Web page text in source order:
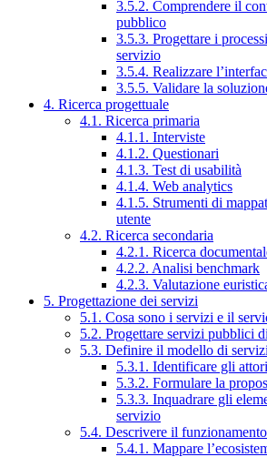
3.5.2. Comprendere il
pubblico
3.5.3. Progettare i
servizio
3.5.4. Realizzare
3.5.5. Validare la
4. Ricerca progettuale
4.1. Ricerca primaria
4.1.1. Interviste
4.1.2. Questionari
4.1.3. Test di usabilità
4.1.4. Web analytics
4.1.5. Strumenti di
utente
4.2. Ricerca secondaria
4.2.1. Ricerca
4.2.2. Analisi benchmark
4.2.3. Valutazione
5. Progettazione dei servizi
5.1. Cosa sono i servizi e il
5.2. Progettare servizi pubblici
5.3. Definire il modello di
5.3.1. Identificare gli
5.3.2. Formulare la
5.3.3. Inquadrare gli
servizio
5.4. Descrivere il
5.4.1. Mappare